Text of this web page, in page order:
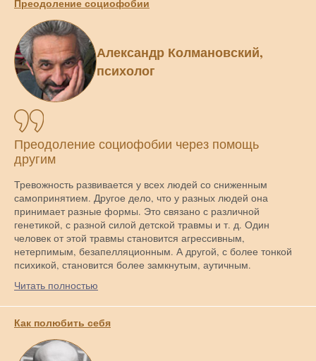
Преодоление социофобии
Александр Колмановский,
психолог
Преодоление социофобии через помощь
другим
Тревожность развивается у всех людей со сниженным
самопринятием. Другое дело, что у разных людей она
принимает разные формы. Это связано с различной
генетикой, с разной силой детской травмы и т. д. Один
человек от этой травмы становится агрессивным,
нетерпимым, безапелляционным. А другой, с более тонкой
психикой, становится более замкнутым, аутичным.
Читать полностью
Как полюбить себя